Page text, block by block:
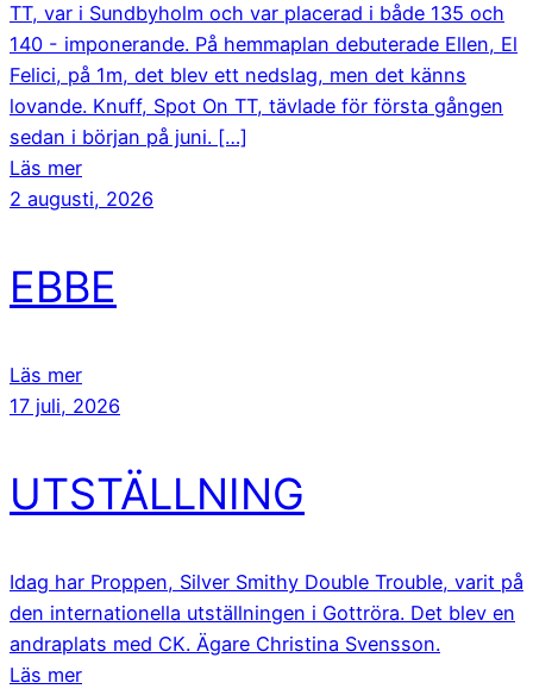
TT, var i Sundbyholm och var placerad i både 135 och
140 - imponerande. På hemmaplan debuterade Ellen, El
Felici, på 1m, det blev ett nedslag, men det känns
lovande. Knuff, Spot On TT, tävlade för första gången
sedan i början på juni. […]
Läs mer
2 augusti, 2026
EBBE
Läs mer
17 juli, 2026
UTSTÄLLNING
Idag har Proppen, Silver Smithy Double Trouble, varit på
den internationella utställningen i Gottröra. Det blev en
andraplats med CK. Ägare Christina Svensson.
Läs mer